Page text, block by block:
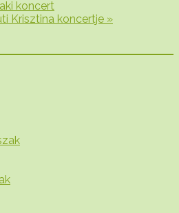
koncert
Krisztina koncertje »